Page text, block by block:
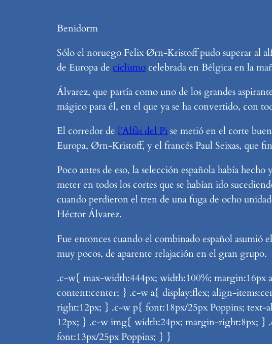
Benidorm
Sólo el noruego Felix Ørn-Kristoff pudo superar al
de Europa de ciclismocelebrada en Bélgica en la
Álvarez, que partía como uno de los grandes
mágico para él, en el que ya se ha convertido, con
El corredor de l’Alfàs del Pise metió en el corte
Europa, Ørn-Kristoff, y el francés Paul Seixas, que
Poco antes de eso, la selección española había
meter en todos los cortes que se habían ido
cuando perdieron el tren de una fuga de ocho
Héctor Álvarez.
Fue entonces cuando el combinado español asumió
muy pocos, de aparente relajación en el gran grupo.
.c-w{ max-width:444px; width:100%; margin:16px
content:center; } .c-w a{ display:flex; align-
right:12px; } .c-w p{ font:18px/25px Poppins;
12px; } .c-w img{ width:24px; margin-right:8px; }
font:13px/25px Poppins; } }